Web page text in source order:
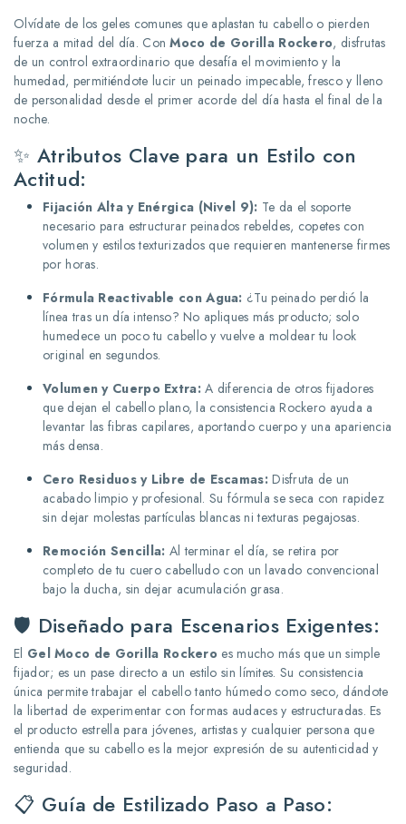
Olvídate de los geles comunes que aplastan tu cabello o pierden
fuerza a mitad del día. ConMoco de Gorilla Rockero, disfrutas
de un control extraordinario que desafía el movimiento y la
humedad, permitiéndote lucir un peinado impecable, fresco y lleno
de personalidad desde el primer acorde del día hasta el final de la
noche.
✨ Atributos Clave para un Estilo con
Actitud:
Fijación Alta y Enérgica (Nivel 9): Te da el soporte
necesario para estructurar peinados rebeldes, copetes con
volumen y estilos texturizados que requieren mantenerse firmes
por horas.
Fórmula Reactivable con Agua: ¿Tu peinado perdió la
línea tras un día intenso? No apliques más producto; solo
humedece un poco tu cabello y vuelve a moldear tu look
original en segundos.
Volumen y Cuerpo Extra: A diferencia de otros fijadores
que dejan el cabello plano, la consistencia Rockero ayuda a
levantar las fibras capilares, aportando cuerpo y una apariencia
más densa.
Cero Residuos y Libre de Escamas: Disfruta de un
acabado limpio y profesional. Su fórmula se seca con rapidez
sin dejar molestas partículas blancas ni texturas pegajosas.
Remoción Sencilla: Al terminar el día, se retira por
completo de tu cuero cabelludo con un lavado convencional
bajo la ducha, sin dejar acumulación grasa.
🛡️ Diseñado para Escenarios Exigentes:
El Gel Moco de Gorilla Rockero es mucho más que un simple
fijador; es un pase directo a un estilo sin límites. Su consistencia
única permite trabajar el cabello tanto húmedo como seco, dándote
la libertad de experimentar con formas audaces y estructuradas. Es
el producto estrella para jóvenes, artistas y cualquier persona que
entienda que su cabello es la mejor expresión de su autenticidad y
seguridad.
📋 Guía de Estilizado Paso a Paso: